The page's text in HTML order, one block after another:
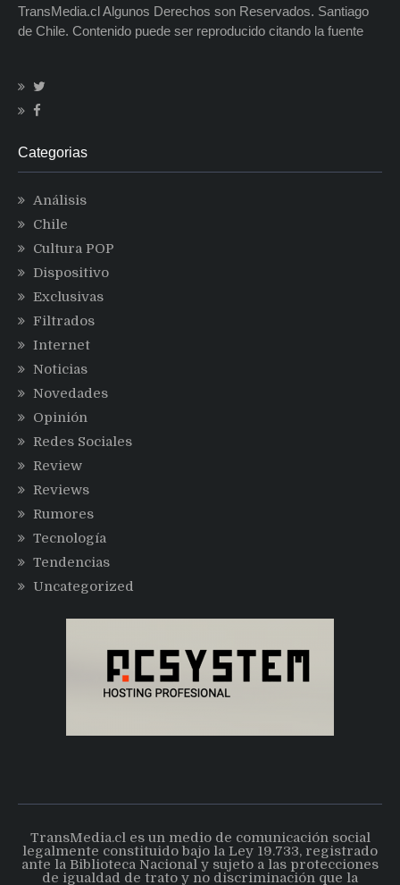
TransMedia.cl Algunos Derechos son Reservados. Santiago
de Chile. Contenido puede ser reproducido citando la fuente
Categorias
Análisis
Chile
Cultura POP
Dispositivo
Exclusivas
Filtrados
Internet
Noticias
Novedades
Opinión
Redes Sociales
Review
Reviews
Rumores
Tecnología
Tendencias
Uncategorized
TransMedia.cl es un medio de comunicación social
legalmente constituido bajo la Ley 19.733, registrado
ante la Biblioteca Nacional y sujeto a las protecciones
de igualdad de trato y no discriminación que la